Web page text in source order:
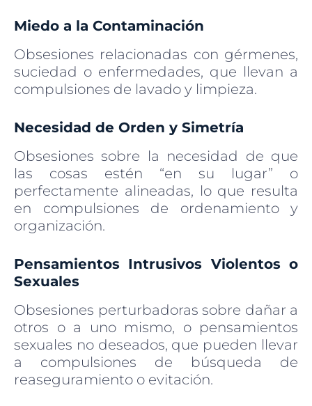
Miedo a la Contaminación
Obsesiones relacionadas con gérmenes,
suciedad o enfermedades, que llevan a
compulsiones de lavado y limpieza.
Necesidad de Orden y Simetría
Obsesiones sobre la necesidad de que
las cosas estén “en su lugar” o
perfectamente alineadas, lo que resulta
en compulsiones de ordenamiento y
organización.
Pensamientos Intrusivos Violentos o
Sexuales
Obsesiones perturbadoras sobre dañar a
otros o a uno mismo, o pensamientos
sexuales no deseados, que pueden llevar
a compulsiones de búsqueda de
reaseguramiento o evitación.